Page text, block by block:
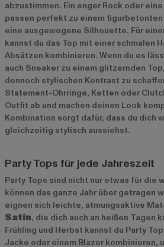
abzustimmen. Ein enger Rock oder
passen perfekt zu einem figurbetonten
eine ausgewogene Silhouette. Für
kannst du das Top mit einer schmalen
Absätzen kombinieren. Wenn du es
auch Sneaker zu einem glitzernden
dennoch stylischen Kontrast zu
Statement-Ohrringe, Ketten oder
Outfit ab und machen deinen Look
Kombination sorgt dafür, dass du dich
gleichzeitig stylisch aussiehst.
Party Tops für jede Jahreszeit
Party Tops sind nicht nur etwas für die
können das ganze Jahr über getragen
eignen sich leichte, atmungsaktive
Satin, die dich auch an heißen Tagen
Frühling und Herbst kannst du Party
Jacke oder einem Blazer kombinieren,